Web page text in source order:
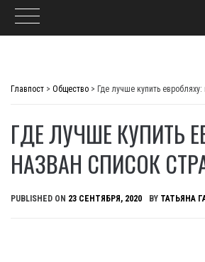
Главпост > Общество > Где лучше купить
ГДЕ ЛУЧШЕ КУПИТЬ
НАЗВАН СПИСОК
PUBLISHED ON 23 СЕНТЯБРЯ, 2020 BY ТАТЬЯНА